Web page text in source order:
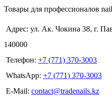
Товары для профессионалов
Адрес: ул. Ак. Чокина 38, г.
140000
Телефон: +7 (771) 370-3003
WhatsApp: +7 (771) 370-3003
E-Mail: contact@tradenails.kz